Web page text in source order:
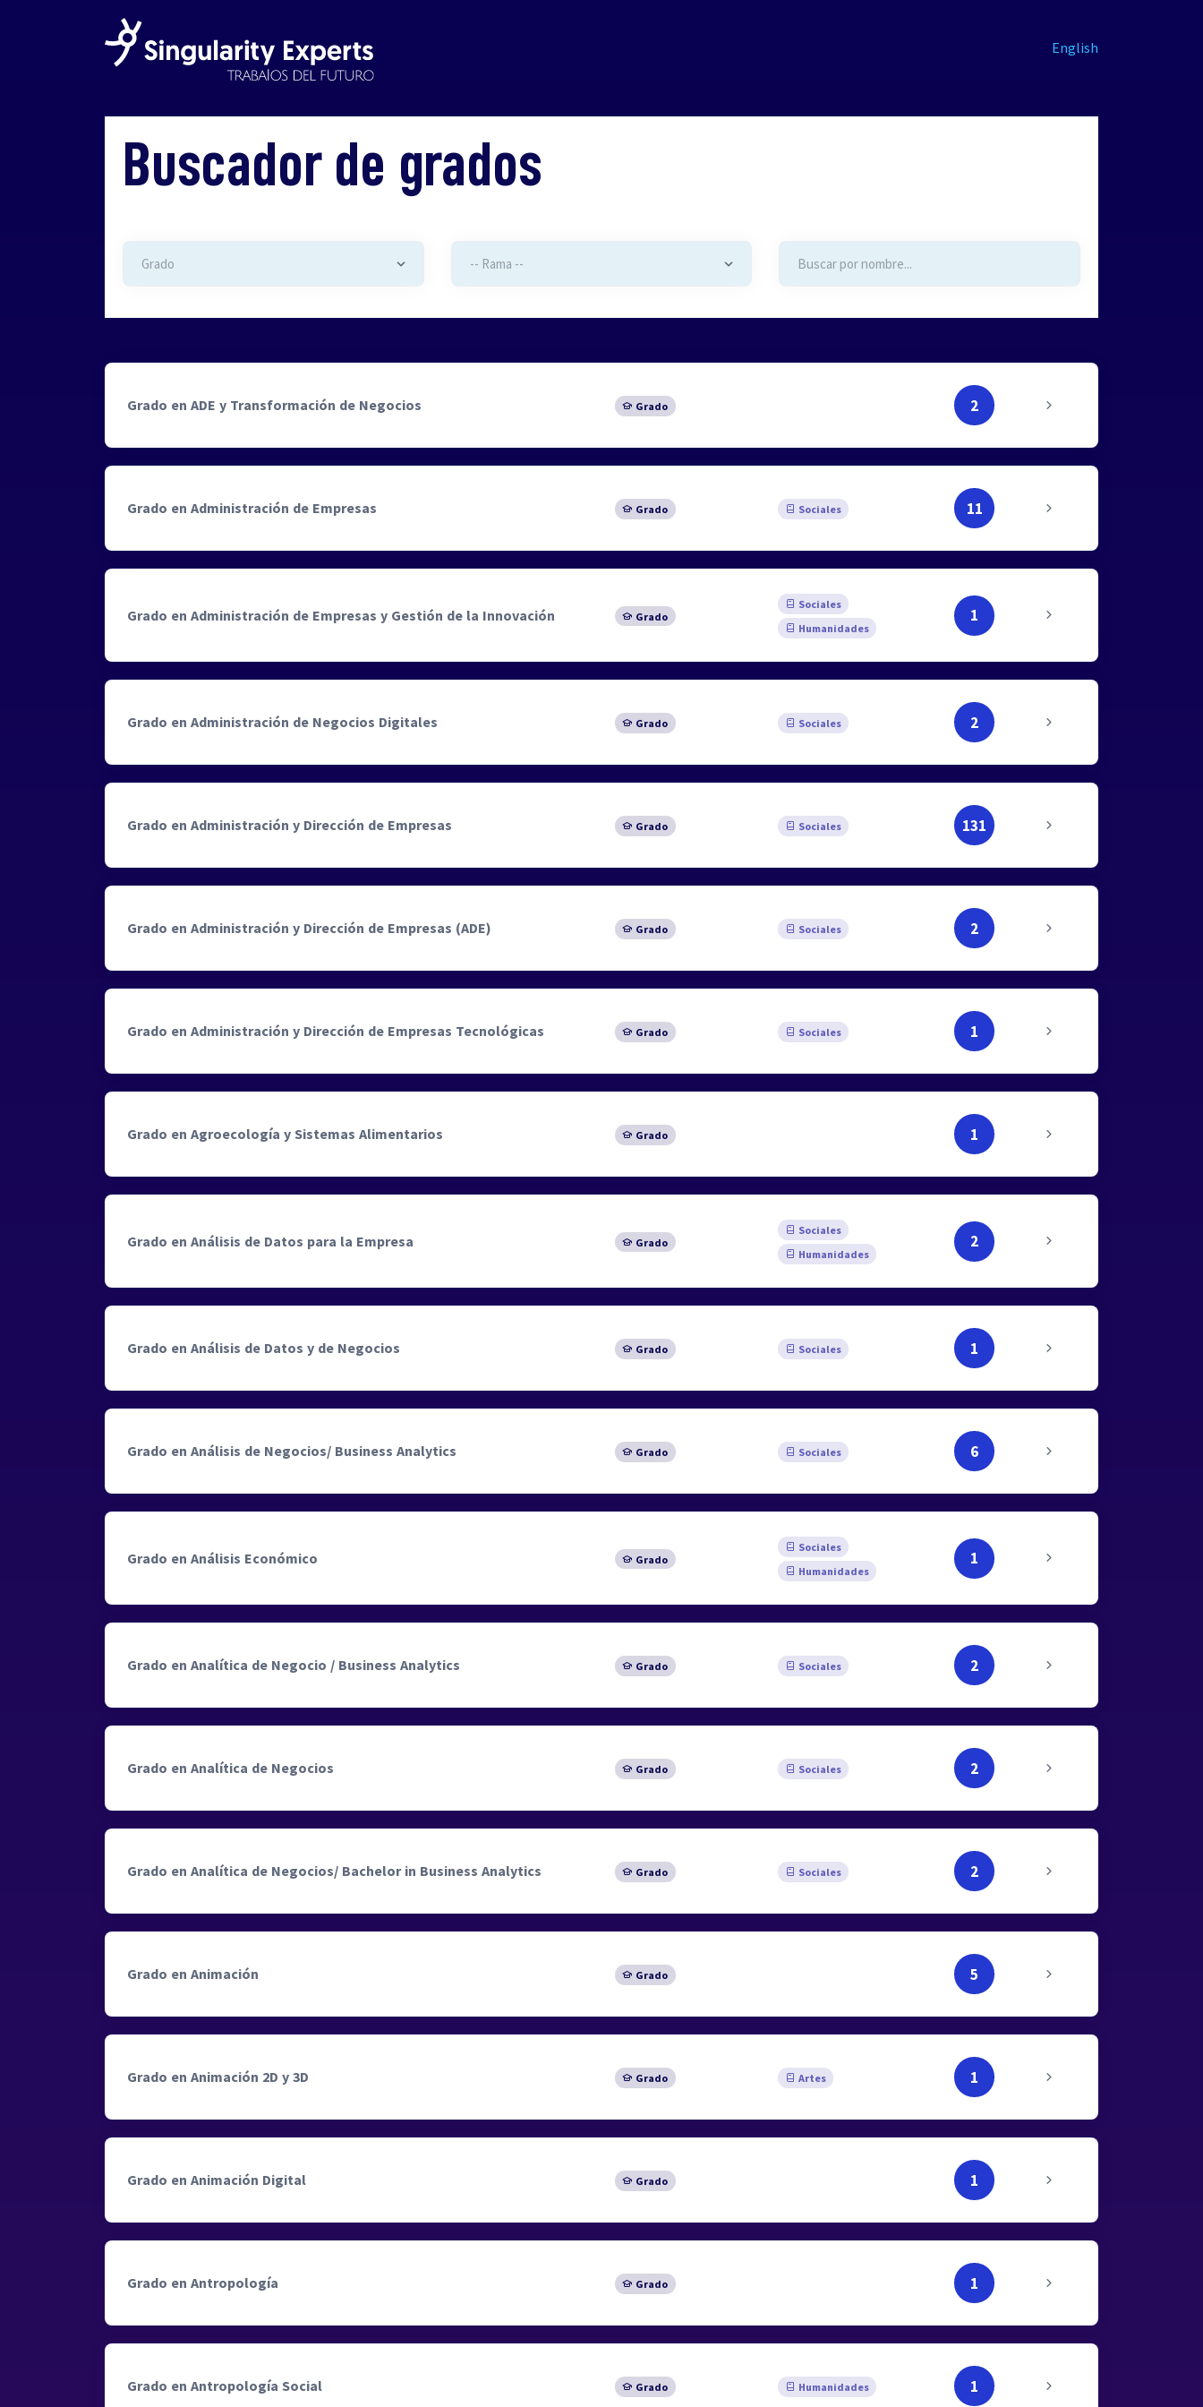
English
Buscador de grados
Grado en ADE y Transformación de Negocios Grado 2
Grado en Administración de Empresas Grado Sociales 11
Grado en Administración de Empresas y Gestión de la Innovación Grado
Sociales
Humanidades
1
Grado en Administración de Negocios Digitales Grado Sociales 2
Grado en Administración y Dirección de Empresas Grado Sociales 131
Grado en Administración y Dirección de Empresas (ADE) Grado Sociales 2
Grado en Administración y Dirección de Empresas Tecnológicas Grado Sociales 1
Grado en Agroecología y Sistemas Alimentarios Grado 1
Grado en Análisis de Datos para la Empresa Grado
Sociales
Humanidades
2
Grado en Análisis de Datos y de Negocios Grado Sociales 1
Grado en Análisis de Negocios/ Business Analytics Grado Sociales 6
Grado en Análisis Económico Grado
Sociales
Humanidades
1
Grado en Analítica de Negocio / Business Analytics Grado Sociales 2
Grado en Analítica de Negocios Grado Sociales 2
Grado en Analítica de Negocios/ Bachelor in Business Analytics Grado Sociales 2
Grado en Animación Grado 5
Grado en Animación 2D y 3D Grado Artes 1
Grado en Animación Digital Grado 1
Grado en Antropología Grado 1
Grado en Antropología Social Grado Humanidades 1